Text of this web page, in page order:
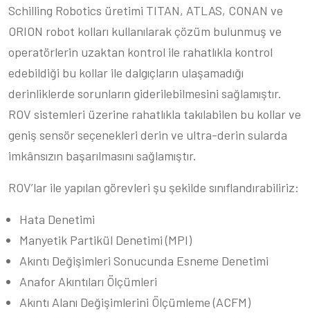
Schilling Robotics üretimi TITAN, ATLAS, CONAN ve
ORION robot kolları kullanılarak çözüm bulunmuş ve
operatörlerin uzaktan kontrol ile rahatlıkla kontrol
edebildiği bu kollar ile dalgıçların ulaşamadığı
derinliklerde sorunların giderilebilmesini sağlamıştır.
ROV sistemleri üzerine rahatlıkla takılabilen bu kollar ve
geniş sensör seçenekleri derin ve ultra-derin sularda
imkânsızın başarılmasını sağlamıştır.
ROV’lar ile yapılan görevleri şu şekilde sınıflandırabiliriz:
Hata Denetimi
Manyetik Partikül Denetimi (MPI)
Akıntı Değişimleri Sonucunda Esneme Denetimi
Anafor Akıntıları Ölçümleri
Akıntı Alanı Değişimlerini Ölçümleme (ACFM)